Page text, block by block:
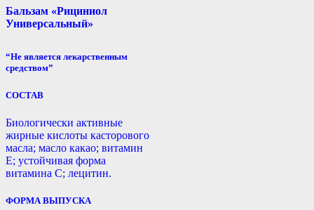
Бальзам «Рициниол
Универсальный»
“Не является лекарственным
средством”
СОСТАВ
Биологически активные
жирные кислоты касторового
масла; масло какао; витамин
Е; устойчивая форма
витамина С; лецитин.
ФОРМА ВЫПУСКА